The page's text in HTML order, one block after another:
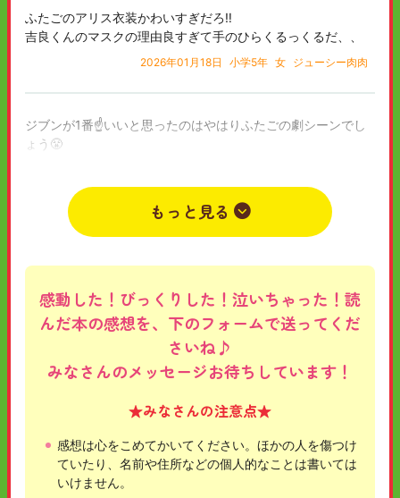
ふたごのアリス衣装かわいすぎだろ‼️
吉良くんのマスクの理由良すぎて手のひらくるっくるだ、、
2026年01月18日 小学5年 女 ジューシー肉肉
ジブンが1番☝️いいと思ったのはやはりふたごの劇シーンでし
ょう😤
2025年12月19日 小学5年 女 ふたごに気付かされた。
もっと見る
感動した！びっくりした！泣いちゃった！読
んだ本の感想を、下のフォームで送ってくだ
さいね♪
みなさんのメッセージお待ちしています！
★みなさんの注意点★
感想は心をこめてかいてください。ほかの人を傷つけ
ていたり、名前や住所などの個人的なことは書いては
いけません。